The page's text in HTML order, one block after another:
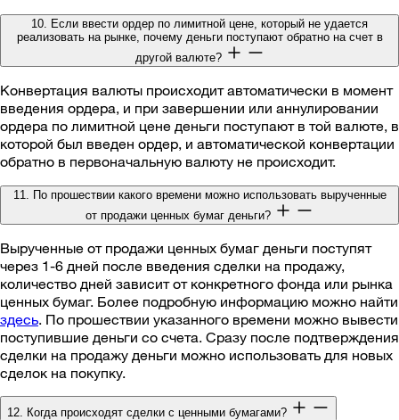
10. Если ввести ордер по лимитной цене, который не удается
реализовать на рынке, почему деньги поступают обратно на счет в
другой валюте?
Конвертация валюты происходит автоматически в момент
введения ордера, и при завершении или аннулировании
ордера по лимитной цене деньги поступают в той валюте, в
которой был введен ордер, и автоматической конвертации
обратно в первоначальную валюту не происходит.
11. По прошествии какого времени можно использовать вырученные
от продажи ценных бумаг деньги?
Вырученные от продажи ценных бумаг деньги поступят
через 1-6 дней после введения сделки на продажу,
количество дней зависит от конкретного фонда или рынка
ценных бумаг. Более подробную информацию можно найти
здесь. По прошествии указанного времени можно вывести
поступившие деньги со счета. Сразу после подтверждения
сделки на продажу деньги можно использовать для новых
сделок на покупку.
12. Когда происходят сделки с ценными бумагами?